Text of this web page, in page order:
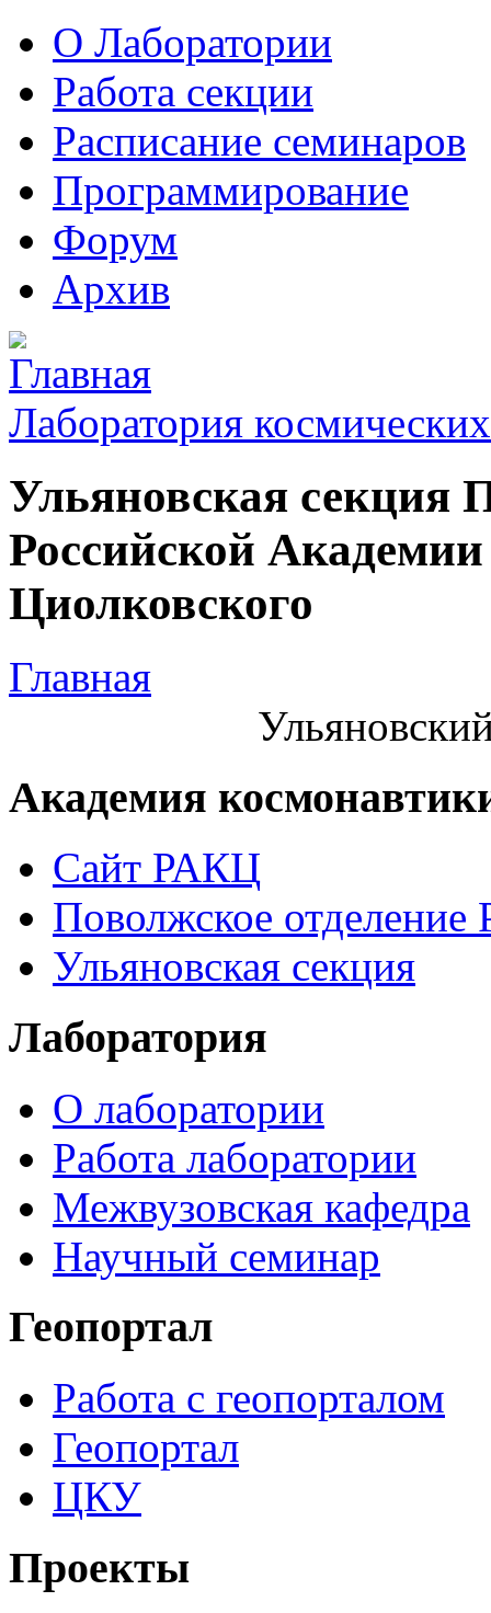
О Лаборатории
Работа секции
Расписание семинаров
Программирование
Форум
Архив
Лаборатория
Ульяновская секция
Российской
Циолковского
Главная
Академия
Сайт РАКЦ
Поволжское
Ульяновская секция
Лаборатория
О лаборатории
Работа лаборатории
Межвузовская кафедра
Научный семинар
Геопортал
Работа с геопорталом
Геопортал
ЦКУ
Проекты